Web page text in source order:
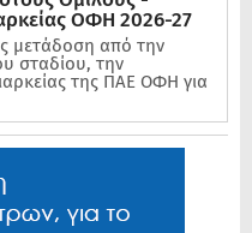
ΟΦΗ 2026-27
μετάδοση από την
σταδίου, την
της ΠΑΕ ΟΦΗ για